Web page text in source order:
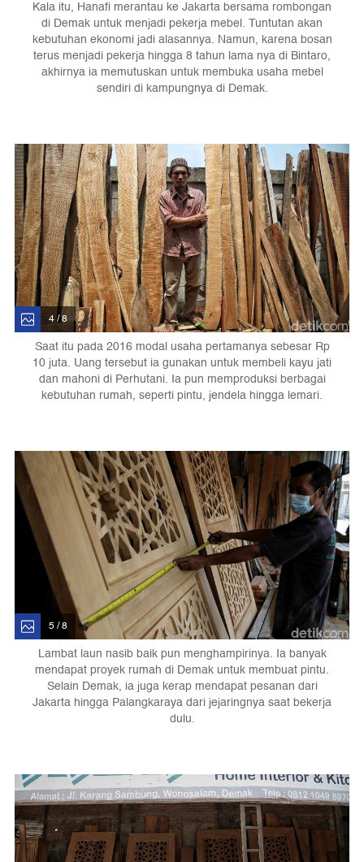
Kala itu, Hanafi merantau ke Jakarta bersama rombongan
di Demak untuk menjadi pekerja mebel. Tuntutan akan
kebutuhan ekonomi jadi alasannya. Namun, karena bosan
terus menjadi pekerja hingga 8 tahun lama nya di Bintaro,
akhirnya ia memutuskan untuk membuka usaha mebel
sendiri di kampungnya di Demak.
4 / 8
Saat itu pada 2016 modal usaha pertamanya sebesar Rp
10 juta. Uang tersebut ia gunakan untuk membeli kayu jati
dan mahoni di Perhutani. Ia pun memproduksi berbagai
kebutuhan rumah, seperti pintu, jendela hingga lemari.
5 / 8
Lambat laun nasib baik pun menghampirinya. Ia banyak
mendapat proyek rumah di Demak untuk membuat pintu.
Selain Demak, ia juga kerap mendapat pesanan dari
Jakarta hingga Palangkaraya dari jejaringnya saat bekerja
dulu.